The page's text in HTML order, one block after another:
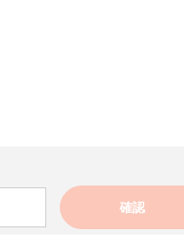
確認